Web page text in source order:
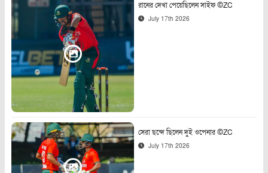
রানের দেখা পেয়েছিলেন সাইফ ©ZC
July 17th 2026
সেরা ছন্দে ছিলেন দুই ওপেনার ©ZC
July 17th 2026